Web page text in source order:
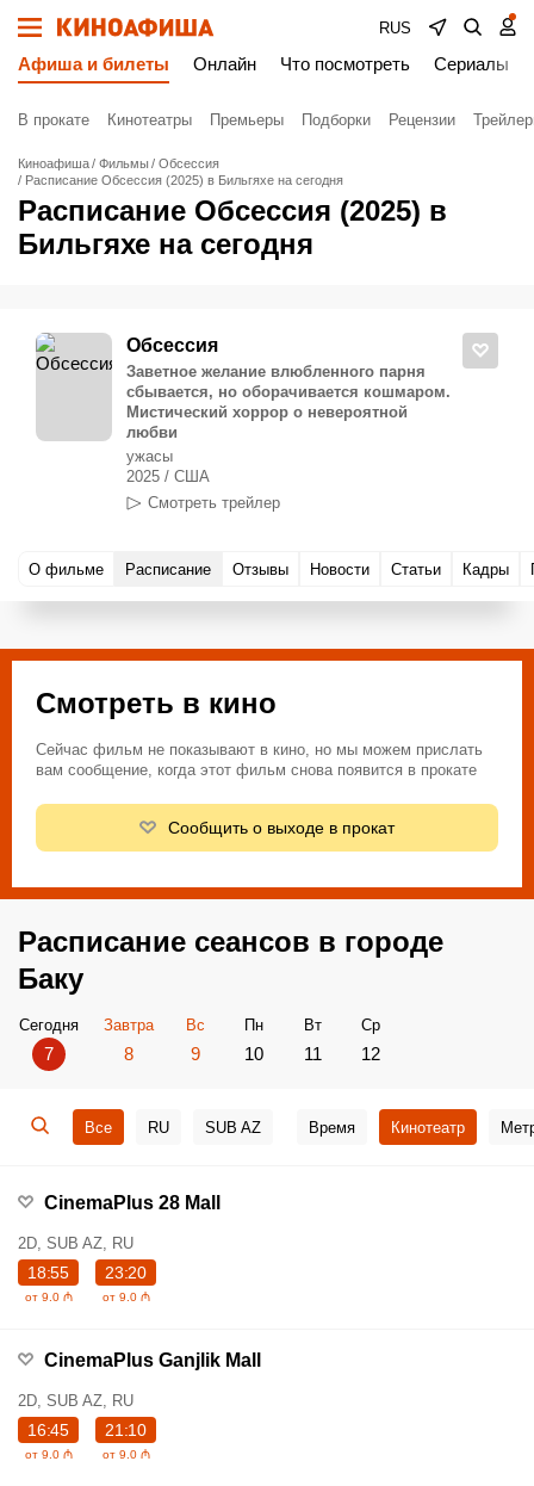
RUS
Афиша и билеты Онлайн Что посмотреть Сериалы
В прокате Кинотеатры Премьеры Подборки Рецензии
Киноафиша Фильмы
Обсессия
Расписание Обсессия (2025) в Бильгяхе на сегодня
Расписание Обсессия (2025) в
Бильгяхе на сегодня
Обсессия
Заветное желание влюбленного парня
сбывается, но оборачивается кошмаром.
Мистический хоррор о невероятной
любви
ужасы
2025 / США
Смотреть трейлер
О фильме Расписание Отзывы Новости Статьи Кадры
Смотреть в кино
Сейчас фильм не показывают в кино, но мы можем прислать
вам сообщение, когда этот фильм снова появится в прокате
Сообщить о выходе в прокат
Расписание сеансов в городе
Баку
Сегодня
7
Завтра
8
Вс
9
Пн
10
Вт
11
Ср
12
Все RU SUB AZ Время Кинотеатр
CinemaPlus 28 Mall
2D, SUB AZ, RU
18:55
от 9.0 ₼
23:20
от 9.0 ₼
CinemaPlus Ganjlik Mall
2D, SUB AZ, RU
16:45
от 9.0 ₼
21:10
от 9.0 ₼